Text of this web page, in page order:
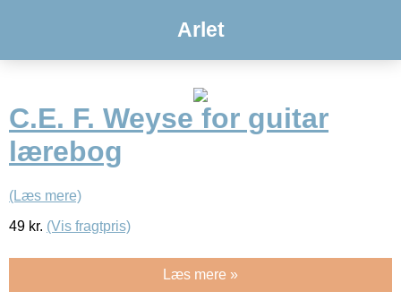
Arlet
C.E. F. Weyse for guitar
lærebog
(Læs mere)
49 kr. (Vis fragtpris)
Læs mere »